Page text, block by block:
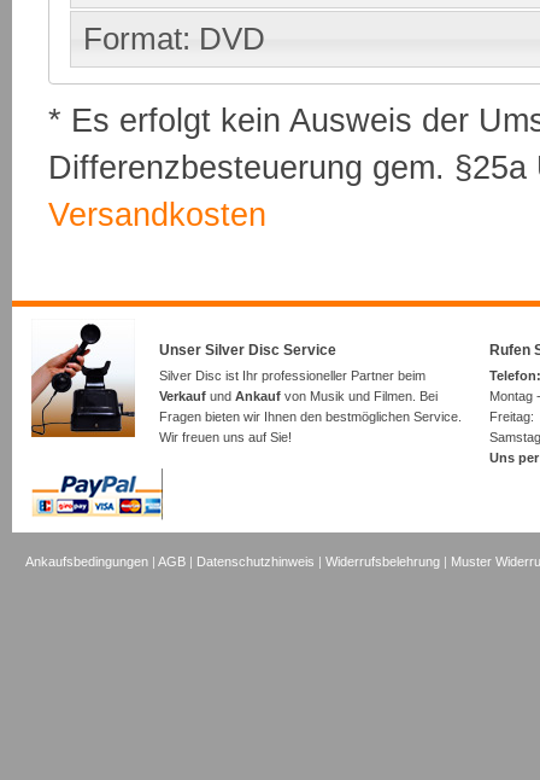
Format: DVD
* Es erfolgt kein Ausweis der
Differenzbesteuerung gem.
Versandkosten
Unser Silver Disc Service
Silver Disc ist Ihr professioneller Partner beim
Verkauf und Ankauf von Musik und Filmen. Bei
Fragen bieten wir Ihnen den bestmöglichen Service.
Wir freuen uns auf Sie!
Rufen
Montag
Uns
Ankaufsbedingungen |AGB | Datenschutzhinweis |Widerrufsbelehrung | Muster